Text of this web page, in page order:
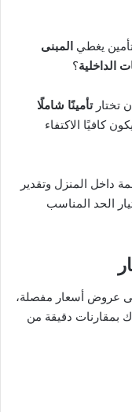
يغطي المبنى
الداخلية؟
تختارتأمينًا شاملًا
كافيًا الاكتفاء
داخل المنزل وتقدير
الحد المناسب
عروض أسعار مفصلة،
بمقارنات دقيقة من